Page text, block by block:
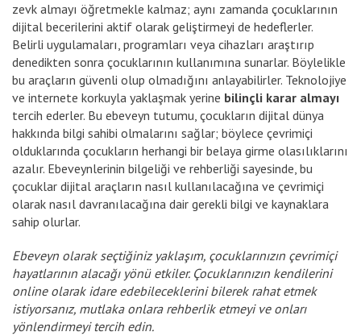
zevk almayı öğretmekle kalmaz; aynı zamanda çocuklarının
dijital becerilerini aktif olarak geliştirmeyi de hedeflerler.
Belirli uygulamaları, programları veya cihazları araştırıp
denedikten sonra çocuklarının kullanımına sunarlar. Böylelikle
bu araçların güvenli olup olmadığını anlayabilirler. Teknolojiye
ve internete korkuyla yaklaşmak yerine bilinçli karar almayı
tercih ederler. Bu ebeveyn tutumu, çocukların dijital dünya
hakkında bilgi sahibi olmalarını sağlar; böylece çevrimiçi
olduklarında çocukların herhangi bir belaya girme olasılıklarını
azalır. Ebeveynlerinin bilgeliği ve rehberliği sayesinde, bu
çocuklar dijital araçların nasıl kullanılacağına ve çevrimiçi
olarak nasıl davranılacağına dair gerekli bilgi ve kaynaklara
sahip olurlar.
Ebeveyn olarak seçtiğiniz yaklaşım, çocuklarınızın çevrimiçi
hayatlarının alacağı yönü etkiler. Çocuklarınızın kendilerini
online olarak idare edebileceklerini bilerek rahat etmek
istiyorsanız, mutlaka onlara rehberlik etmeyi ve onları
yönlendirmeyi tercih edin.